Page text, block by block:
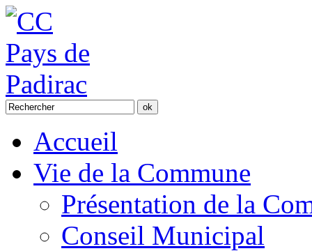
Accueil
Vie de la Commune
Présentation de la
Conseil Municipal